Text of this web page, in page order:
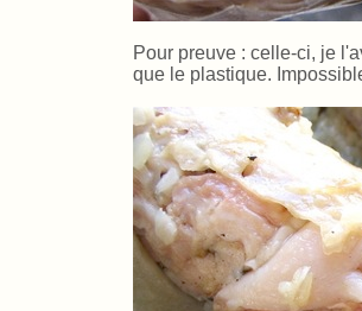
Pour preuve : celle-ci, je
que le plastique.